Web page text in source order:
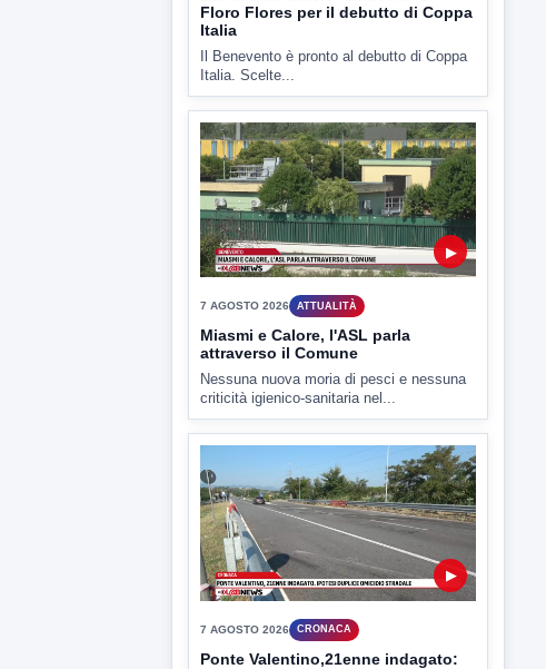
7 AGOSTO 2026 ATTUALITÀ
Nessuna nuova moria di pesci e nessuna
criticità igienico-sanitaria nel...
7 AGOSTO 2026 CRONACA
Ponte Valentino,21enne indagato:
Incidente mortale a Ponte Valentino,
indagato il 21enne alla guida...